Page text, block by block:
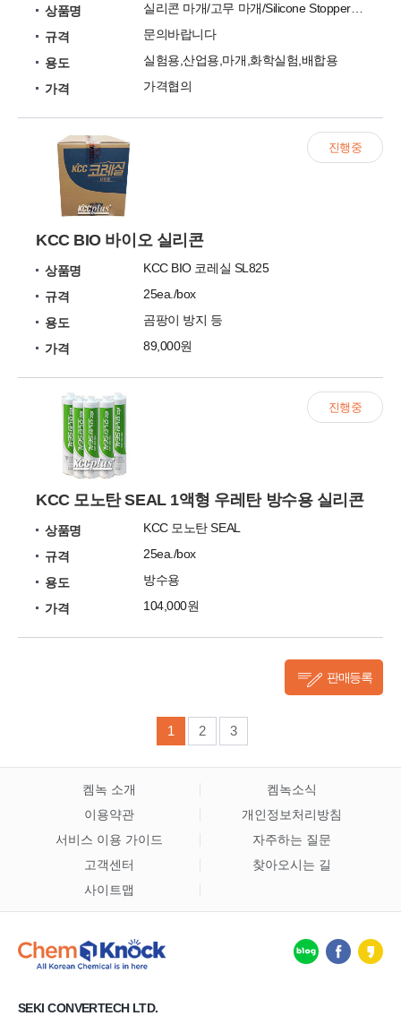
상품명
실리콘 마개/고무 마개/Silicone Stopper/실리콘마개/실리콘스토퍼
규격
문의바랍니다
용도
실험용,산업용,마개,화학실험,배합용
가격
가격협의
KCC BIO 바이오 실리콘
상품명
KCC BIO 코레실 SL825
규격
25ea./box
용도
곰팡이 방지 등
가격
89,000원
진행중
KCC 모노탄 SEAL 1액형 우레탄 방수용 실리콘
상품명
KCC 모노탄 SEAL
규격
25ea./box
용도
방수용
가격
104,000원
진행중
판매등록
1 2 3
켐녹 소개
켐녹소식
이용약관
개인정보처리방침
서비스 이용 가이드
자주하는 질문
고객센터
찾아오시는 길
사이트맵
SEKI CONVERTECH LTD.